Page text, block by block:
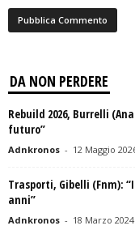
DA NON PERDERE
Rebuild 2026, Burrelli
futuro”
Adnkronos - 12 Maggio
Trasporti, Gibelli (Fnm):
anni”
Adnkronos - 18 Marzo 2024